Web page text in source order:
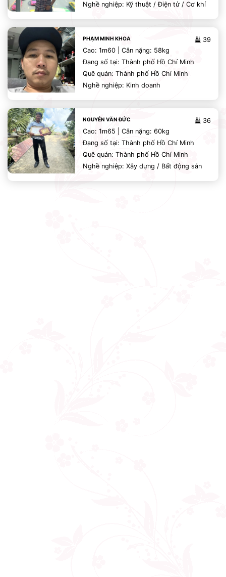
Nghề nghiệp: Kỹ thuật / Điện tử / Cơ khí
39
PHẠM MINH KHOA
Cao: 1m60 | Cân nặng: 58kg
Đang số tại: Thành phố Hồ Chí Minh
Quê quán: Thành phố Hồ Chí Minh
Nghề nghiệp: Kinh doanh
36
NGUYỄN VĂN ĐỨC
Cao: 1m65 | Cân nặng: 60kg
Đang số tại: Thành phố Hồ Chí Minh
Quê quán: Thành phố Hồ Chí Minh
Nghề nghiệp: Xây dựng / Bất động sản